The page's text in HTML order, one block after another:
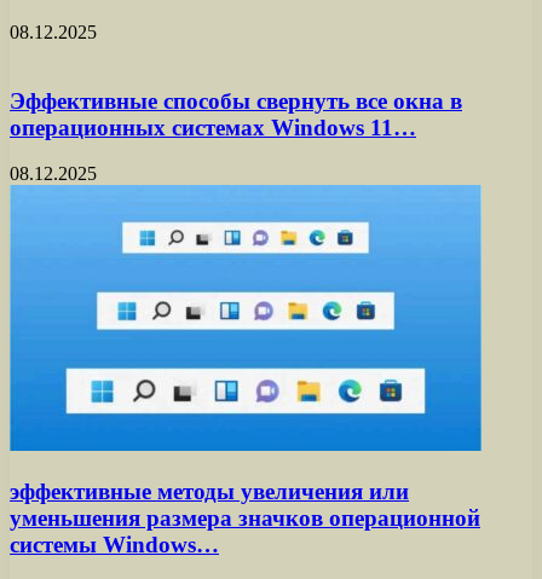
08.12.2025
Эффективные способы свернуть все окна в
операционных системах Windows 11…
08.12.2025
эффективные методы увеличения или
уменьшения размера значков операционной
системы Windows…